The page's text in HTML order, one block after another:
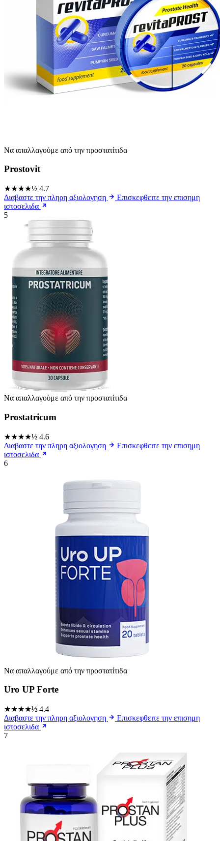
Να απαλλαγούμε από την προστατίτιδα
Prostovit
★★★★½ 4.7
Διαβαστε την πληρη αξιολογηση
Επισκεφθειτε την επισημη
ιστοσελιδα
5
Να απαλλαγούμε από την προστατίτιδα
Prostatricum
★★★★½ 4.6
Διαβαστε την πληρη αξιολογηση
Επισκεφθειτε την επισημη
ιστοσελιδα
6
Να απαλλαγούμε από την προστατίτιδα
Uro UP Forte
★★★★½ 4.4
Διαβαστε την πληρη αξιολογηση
Επισκεφθειτε την επισημη
ιστοσελιδα
7